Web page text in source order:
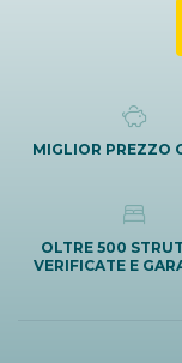
MIGLIOR PREZZO
OLTRE 500
VERIFICATE E